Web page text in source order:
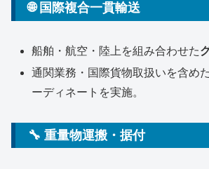
🌐 国際複合一貫輸送
船舶・航空・陸上を組み合わせた
通関業務・国際貨物取扱いを含め
ーディネートを実施。
🔧 重量物運搬・据付